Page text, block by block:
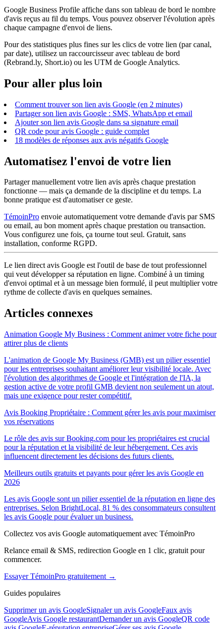
Google Business Profile affiche dans son tableau de bord le nombre
d'avis reçus au fil du temps. Vous pouvez observer l'évolution après
chaque campagne d'envoi de liens.
Pour des statistiques plus fines sur les clics de votre lien (par canal,
par date), utilisez un raccourcisseur avec tableau de bord
(Rebrand.ly, Short.io) ou les UTM de Google Analytics.
Pour aller plus loin
Comment trouver son lien avis Google (en 2 minutes)
Partager son lien avis Google : SMS, WhatsApp et email
Ajouter son lien avis Google dans sa signature email
QR code pour avis Google : guide complet
18 modèles de réponses aux avis négatifs Google
Automatisez l'envoi de votre lien
Partager manuellement votre lien avis après chaque prestation
fonctionne — mais ça demande de la discipline et du temps. La
bonne pratique est d'automatiser ce geste.
TémoinPro envoie automatiquement votre demande d'avis par SMS
ou email, au bon moment après chaque prestation ou transaction.
Vous configurez une fois, ça tourne tout seul. Gratuit, sans
installation, conforme RGPD.
Le lien direct avis Google est l'outil de base de tout professionnel
qui veut développer sa réputation en ligne. Combiné à un timing
d'envoi optimal et à un message bien formulé, il peut multiplier votre
rythme de collecte d'avis en quelques semaines.
Articles connexes
Animation Google My Business : Comment animer votre fiche pour
attirer plus de clients
L'animation de Google My Business (GMB) est un pilier essentiel
pour les entreprises souhaitant améliorer leur visibilité locale. Avec
l'évolution des algorithmes de Google et l'intégration de l'IA, la
gestion active de votre profil GMB devient non seulement un atout,
mais une exigence pour rester compétitif.
Avis Booking Propriétaire : Comment gérer les avis pour maximiser
vos réservations
Le rôle des avis sur Booking.com pour les propriétaires est crucial
pour la réputation et la visibilité de leur hébergement. Ces avis
influencent directement les décisions des futurs clients.
Meilleurs outils gratuits et payants pour gérer les avis Google en
2026
Les avis Google sont un pilier essentiel de la réputation en ligne des
entreprises. Selon BrightLocal, 81 % des consommateurs consultent
les avis Google pour évaluer un business.
Collectez vos avis Google automatiquement avec TémoinPro
Relance email & SMS, redirection Google en 1 clic, gratuit pour
commencer.
Essayer TémoinPro gratuitement →
Guides populaires
Supprimer un avis GoogleSignaler un avis GoogleFaux avis
GoogleAvis Google restaurantDemander un avis GoogleQR code